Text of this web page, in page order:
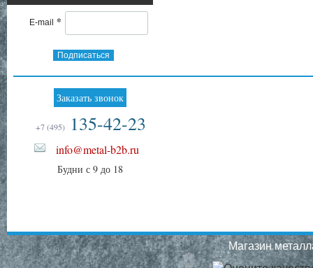
E-mail *
Подписаться
Заказать звонок
+7 (495) 135-42-23
info@metal-b2b.ru
Будни с 9 до 18
Магазин